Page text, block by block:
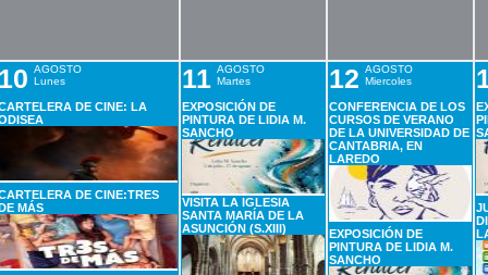
AGOSTO
Lunes
DE CINE: LA
DE CINE:TRES
MÁS
11 AGOSTO
Martes
EXPOSICIÓN DE
PINTURA DE LIDIA M.
SANCHO
VISITA LA IGLESIA
SANTA MARÍA DE LA
ASUNCIÓN (S.XIII)
12 AGOSTO
Miercoles
CONFERENCIA DE LOS
CURSOS DE VERANO
DE LA UNIVERSIDAD DE
CANTABRIA, EN
LAREDO
EXPOSICIÓN DE
PINTURA DE LIDIA M.
SANCHO